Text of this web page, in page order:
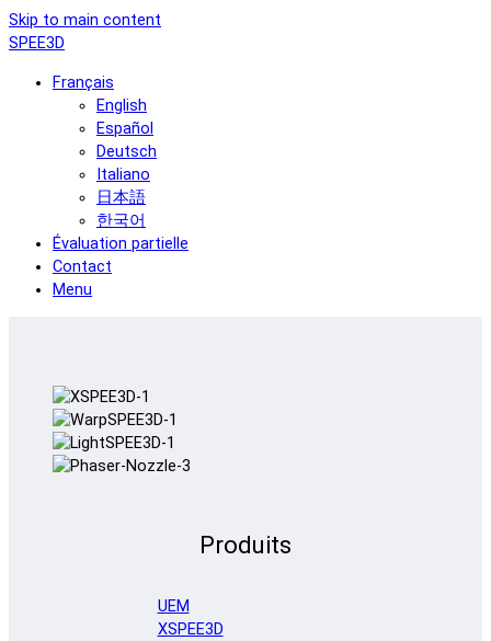
Skip to main content
SPEE3D
Français
English
Español
Deutsch
Italiano
日本語
한국어
Évaluation partielle
Contact
Menu
Produits
UEM
XSPEE3D